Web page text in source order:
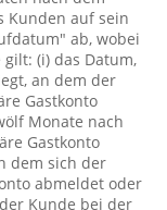
Kunden auf sein
ab, wobei
(i) das Datum,
an dem der
Gastkonto
Monate nach
Gastkonto
dem sich der
abmeldet oder
Kunde bei der